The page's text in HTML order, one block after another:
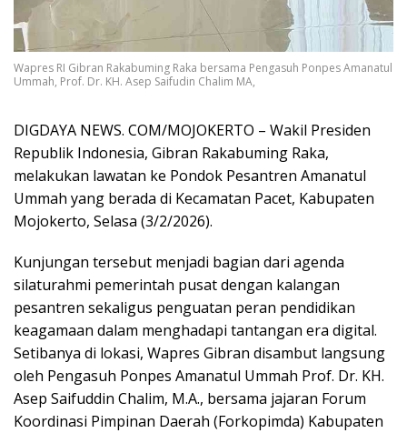
Wapres RI Gibran Rakabuming Raka bersama Pengasuh Ponpes Amanatul
Ummah, Prof. Dr. KH. Asep Saifudin Chalim MA,
DIGDAYA NEWS. COM/MOJOKERTO – Wakil Presiden
Republik Indonesia, Gibran Rakabuming Raka,
melakukan lawatan ke Pondok Pesantren Amanatul
Ummah yang berada di Kecamatan Pacet, Kabupaten
Mojokerto, Selasa (3/2/2026).
Kunjungan tersebut menjadi bagian dari agenda
silaturahmi pemerintah pusat dengan kalangan
pesantren sekaligus penguatan peran pendidikan
keagamaan dalam menghadapi tantangan era digital.
Setibanya di lokasi, Wapres Gibran disambut langsung
oleh Pengasuh Ponpes Amanatul Ummah Prof. Dr. KH.
Asep Saifuddin Chalim, M.A., bersama jajaran Forum
Koordinasi Pimpinan Daerah (Forkopimda) Kabupaten